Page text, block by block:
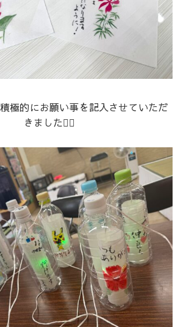
極的にお願い事を記入させていただ
きました🙋‍♀️